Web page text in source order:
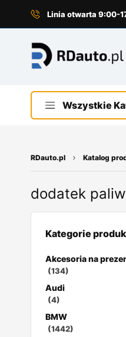
Linia otwarta 9:00-
Wszystkie
RDauto.pl Katalog
dodatek
Kategorie
Akcesoria na
(134)
Audi
(4)
BMW
(1442)